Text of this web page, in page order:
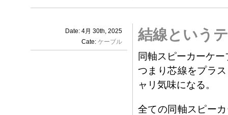
Date: 4月 30th, 2025
Cate: ケーブル 結線という
同軸スピーカーケ
つまり芯線をプラ
ャリ気味になる。
全ての同軸スピー